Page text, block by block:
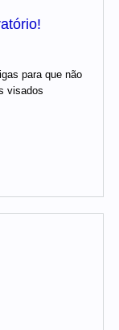
para que não
visados